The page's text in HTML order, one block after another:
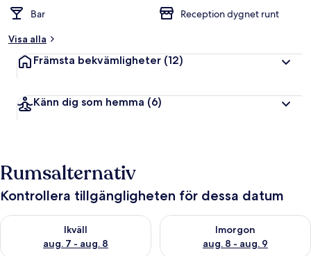
Bar
Reception dygnet runt
Visa alla
Främsta bekvämligheter (12)
Känn dig som hemma (6)
Rumsalternativ
Kontrollera tillgängligheten för dessa datum
Ikväll
aug. 7 - aug. 8
Kontrollera tillgängligheten för ikväll aug. 7 - aug. 8
Imorgon
aug. 8 - aug. 9
Kontrollera tillgängligheten